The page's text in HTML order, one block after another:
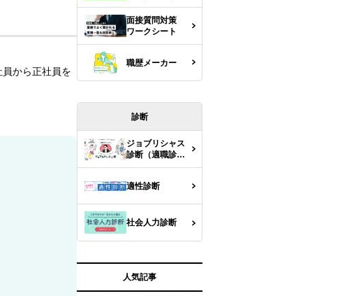
から正社員を
面接質問対策
ワークシート
職歴メーカー
診断
ジョブリシャス
診断（適職診
断）
適性診断
社会人力診断
人気記事